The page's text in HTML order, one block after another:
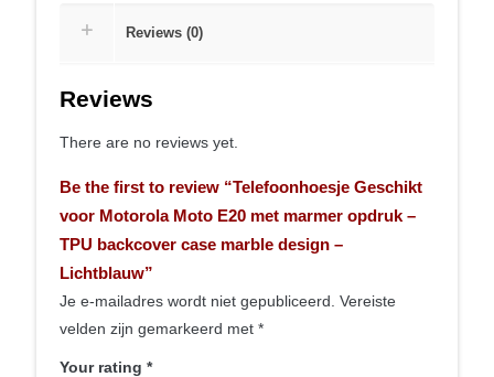
Reviews (0)
Reviews
There are no reviews yet.
Be the first to review “Telefoonhoesje Geschikt
voor Motorola Moto E20 met marmer opdruk –
TPU backcover case marble design –
Lichtblauw”
Je e-mailadres wordt niet gepubliceerd. Vereiste
velden zijn gemarkeerd met *
Your rating *